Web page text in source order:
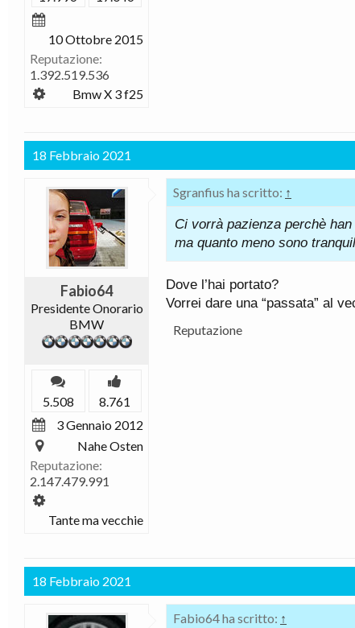
10 Ottobre 2015
Reputazione:
1.392.519.536
Bmw X 3 f25
18 Febbraio 2021
Fabio64
Presidente Onorario
BMW
5.508
8.761
3 Gennaio 2012
Nahe Osten
Reputazione:
2.147.479.991
Tante ma vecchie
Sgranfius ha scritto: ↑
Ci vorrà pazienza perchè
ma quanto meno sono
Dove l’hai portato?
Vorrei dare una “passata” al
Reputazione
18 Febbraio 2021
Fabio64 ha scritto: ↑